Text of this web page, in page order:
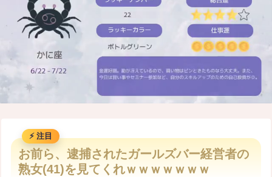
M
u
お前ら、逮捕されたガールズバー経営者の
熟女(41)を見てくれｗｗｗｗｗｗｗ